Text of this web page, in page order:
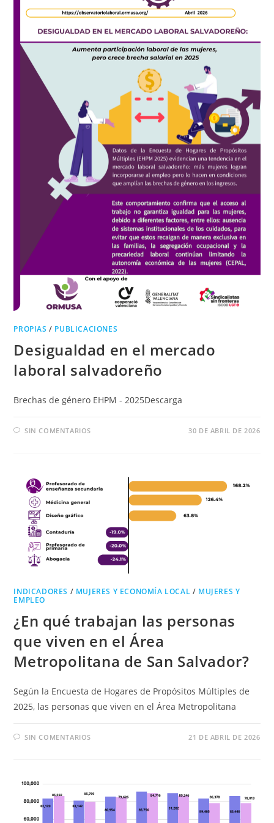
PROPIAS / PUBLICACIONES
Desigualdad en el mercado
laboral salvadoreño
Brechas de género EHPM - 2025Descarga
SIN COMENTARIOS 30 DE ABRIL DE 2026
INDICADORES / MUJERES Y ECONOMÍA LOCAL / MUJERES Y
EMPLEO
¿En qué trabajan las personas
que viven en el Área
Metropolitana de San Salvador?
Según la Encuesta de Hogares de Propósitos Múltiples de
2025, las personas que viven en el Área Metropolitana
SIN COMENTARIOS 21 DE ABRIL DE 2026